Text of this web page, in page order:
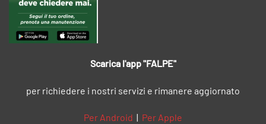
Scarica l'app "FALPE"
per richiedere i nostri servizi e rimanere aggiornato
Per Android | Per Apple